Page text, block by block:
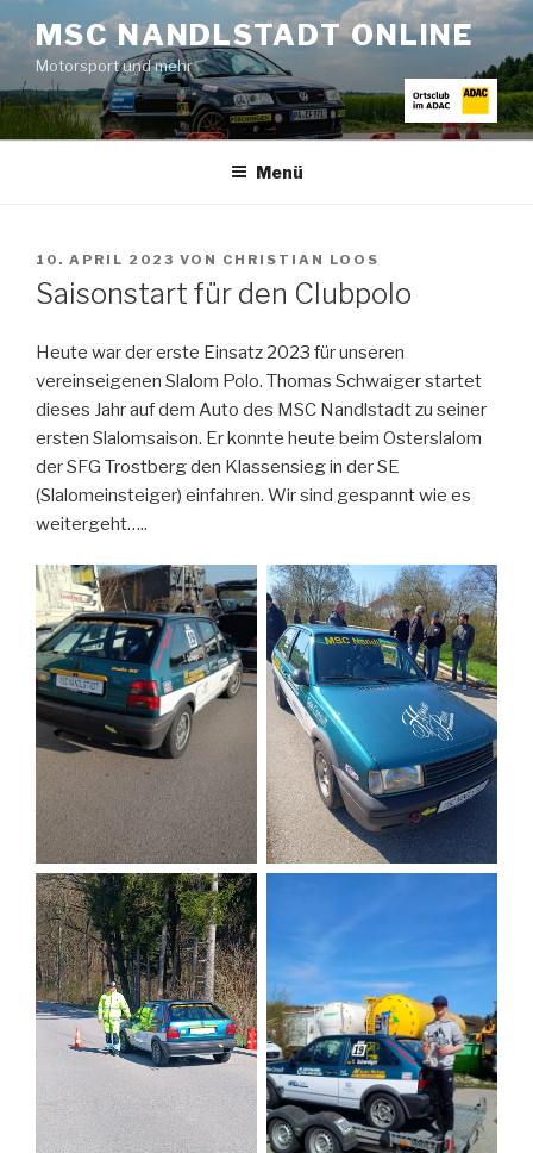
Inhalt
springen
MSC NANDLSTADT ONLINE
Motorsport und mehr
Menü
VERÖFFENTLICHT
AM
10. APRIL 2023 VON CHRISTIAN LOOS
Saisonstart für den Clubpolo
Heute war der erste Einsatz 2023 für unseren
vereinseigenen Slalom Polo. Thomas Schwaiger startet
dieses Jahr auf dem Auto des MSC Nandlstadt zu seiner
ersten Slalomsaison. Er konnte heute beim Osterslalom
der SFG Trostberg den Klassensieg in der SE
(Slalomeinsteiger) einfahren. Wir sind gespannt wie es
weitergeht…..